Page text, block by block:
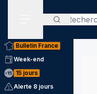
Rechercher
Bulletin France
Week-end
15 jours
Alerte 8 jours